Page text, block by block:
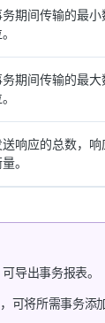
务期间传输的最
务期间传输的最
送响应的总数，响
。
可导出事务报表。
，可将所需事务添